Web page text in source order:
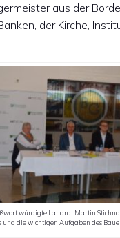
aus der
der Kirche,
würdigte Landrat Martin
und die wichtigen Aufgaben des